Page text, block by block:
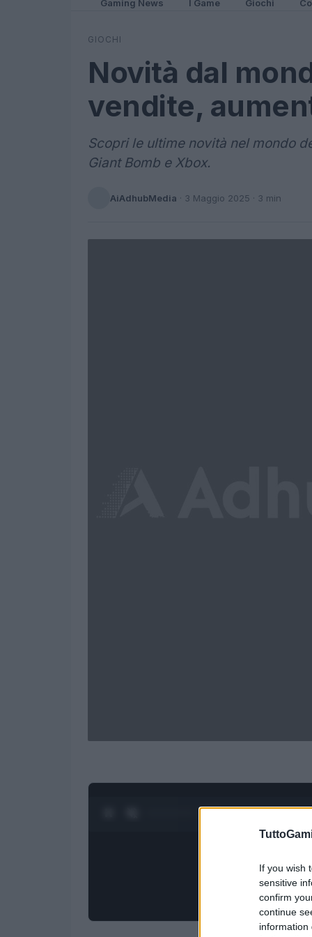
If you wish
sensitive
confirm
continue
information
Gaming News I Game Giochi
GIOCHI
Novità dal
vendite,
Scopri le ultime novità nel mondo
Giant Bomb e Xbox.
AiAdhubMedia · 3 Maggio 2025 · 3 min